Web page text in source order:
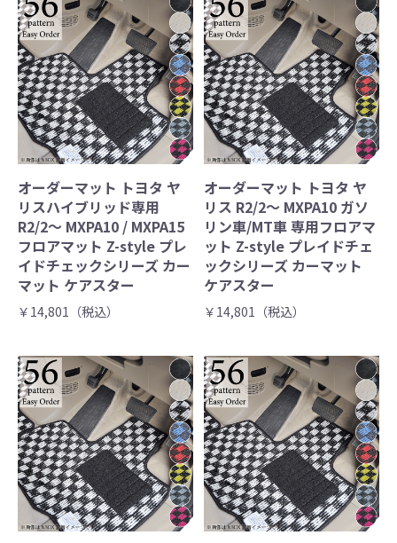
オーダーマット トヨタ ヤ
リスハイブリッド専用
R2/2～ MXPA10 / MXPA15
フロアマット Z-style プレ
イドチェックシリーズ カー
マット ケアスター
￥14,801（税込）
オーダーマット トヨタ ヤ
リス R2/2～ MXPA10 ガソ
リン車/MT車 専用フロアマ
ット Z-style プレイドチェ
ックシリーズ カーマット
ケアスター
￥14,801（税込）